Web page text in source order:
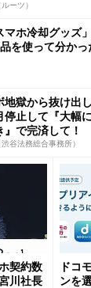
ーツ）
マホ冷却グッ
を使って分かっ
地獄から抜け出
停止して『大幅
』で完済して！
谷法務総合事務所）
契約数
川社長
ドコ
ンを